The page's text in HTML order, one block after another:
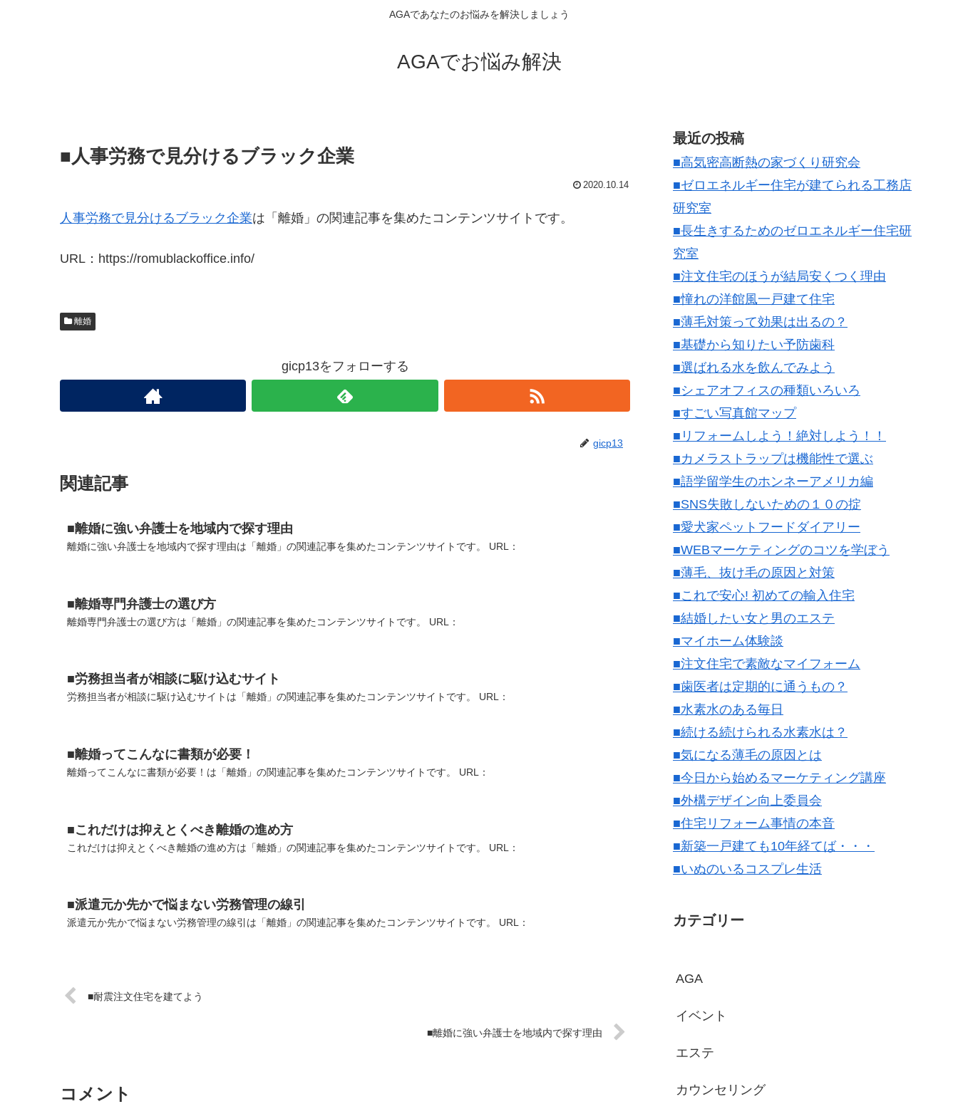
AGAであなたのお悩みを解決しましょう
AGAでお悩み解決
■人事労務で見分けるブラック企業
2020.10.14
人事労務で見分けるブラック企業は「離婚」の関連記事を集めたコンテンツサイトです。
URL：https://romublackoffice.info/
離婚
gicp13をフォローする
gicp13
関連記事
■離婚に強い弁護士を地域内で探す理由
離婚に強い弁護士を地域内で探す理由は「離婚」の関連記事を集めたコンテンツサイトです。 URL：
■離婚専門弁護士の選び方
離婚専門弁護士の選び方は「離婚」の関連記事を集めたコンテンツサイトです。 URL：
■労務担当者が相談に駆け込むサイト
労務担当者が相談に駆け込むサイトは「離婚」の関連記事を集めたコンテンツサイトです。 URL：
■離婚ってこんなに書類が必要！
離婚ってこんなに書類が必要！は「離婚」の関連記事を集めたコンテンツサイトです。 URL：
■これだけは抑えとくべき離婚の進め方
これだけは抑えとくべき離婚の進め方は「離婚」の関連記事を集めたコンテンツサイトです。 URL：
■派遣元か先かで悩まない労務管理の線引
派遣元か先かで悩まない労務管理の線引は「離婚」の関連記事を集めたコンテンツサイトです。 URL：
■耐震注文住宅を建てよう
■離婚に強い弁護士を地域内で探す理由
コメント
最近の投稿
■高気密高断熱の家づくり研究会
■ゼロエネルギー住宅が建てられる工務店
研究室
■長生きするためのゼロエネルギー住宅研
究室
■注文住宅のほうが結局安くつく理由
■憧れの洋館風一戸建て住宅
■薄毛対策って効果は出るの？
■基礎から知りたい予防歯科
■選ばれる水を飲んでみよう
■シェアオフィスの種類いろいろ
■すごい写真館マップ
■リフォームしよう！絶対しよう！！
■カメラストラップは機能性で選ぶ
■語学留学生のホンネーアメリカ編
■SNS失敗しないための１０の掟
■愛犬家ペットフードダイアリー
■WEBマーケティングのコツを学ぼう
■薄毛、抜け毛の原因と対策
■これで安心! 初めての輸入住宅
■結婚したい女と男のエステ
■マイホーム体験談
■注文住宅で素敵なマイフォーム
■歯医者は定期的に通うもの？
■水素水のある毎日
■続ける続けられる水素水は？
■気になる薄毛の原因とは
■今日から始めるマーケティング講座
■外構デザイン向上委員会
■住宅リフォーム事情の本音
■新築一戸建ても10年経てば・・・
■いぬのいるコスプレ生活
カテゴリー
AGA
イベント
エステ
カウンセリング